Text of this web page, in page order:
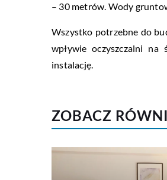
– 30 metrów. Wody
Wszystko potrzebne do
wpływie oczyszczalni
instalację.
ZOBACZ